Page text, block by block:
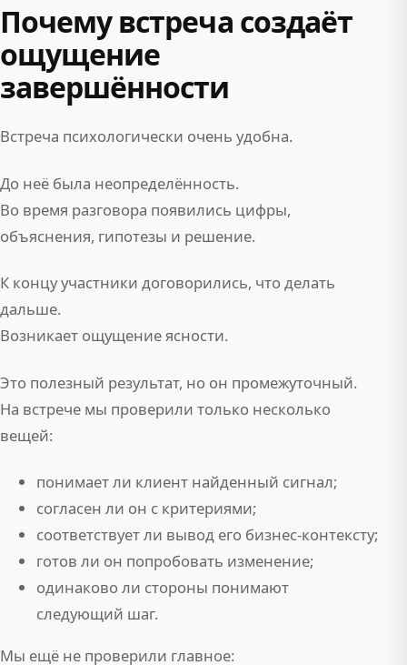
Почему встреча создаёт
ощущение
завершённости
Встреча психологически очень удобна.
До неё была неопределённость.
Во время разговора появились цифры,
объяснения, гипотезы и решение.
К концу участники договорились, что делать
дальше.
Возникает ощущение ясности.
Это полезный результат, но он промежуточный.
На встрече мы проверили только несколько
вещей:
понимает ли клиент найденный сигнал;
согласен ли он с критериями;
соответствует ли вывод его бизнес-контексту;
готов ли он попробовать изменение;
одинаково ли стороны понимают
следующий шаг.
Мы ещё не проверили главное: